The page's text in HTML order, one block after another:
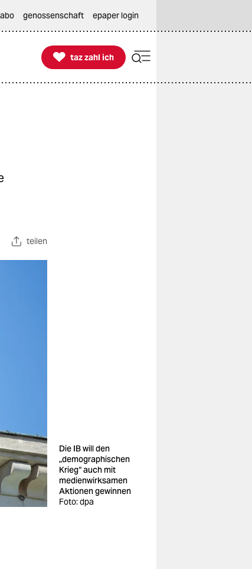
abo genossenschaft epaper login

taz zahl ich
taz zahl ich
teilen
Die IB will den
„demographischen
Krieg“ auch mit
medienwirksamen
Aktionen gewinnen
Foto: dpa